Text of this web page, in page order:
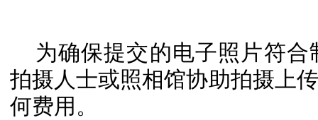
为确保提交的电子照片符
拍摄人士或照相馆协助拍摄上
何费用。